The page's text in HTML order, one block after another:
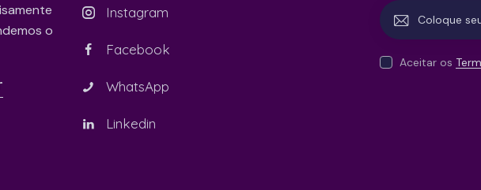
o
Instagram
Facebook
WhatsApp
Linkedin
Aceitar os